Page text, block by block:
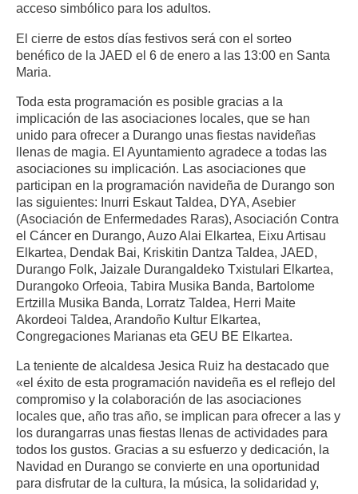
acceso simbólico para los adultos.
El cierre de estos días festivos será con el sorteo
benéfico de la JAED el 6 de enero a las 13:00 en Santa
Maria.
Toda esta programación es posible gracias a la
implicación de las asociaciones locales, que se han
unido para ofrecer a Durango unas fiestas navideñas
llenas de magia. El Ayuntamiento agradece a todas las
asociaciones su implicación. Las asociaciones que
participan en la programación navideña de Durango son
las siguientes: Inurri Eskaut Taldea, DYA, Asebier
(Asociación de Enfermedades Raras), Asociación Contra
el Cáncer en Durango, Auzo Alai Elkartea, Eixu Artisau
Elkartea, Dendak Bai, Kriskitin Dantza Taldea, JAED,
Durango Folk, Jaizale Durangaldeko Txistulari Elkartea,
Durangoko Orfeoia, Tabira Musika Banda, Bartolome
Ertzilla Musika Banda, Lorratz Taldea, Herri Maite
Akordeoi Taldea, Arandoño Kultur Elkartea,
Congregaciones Marianas eta GEU BE Elkartea.
La teniente de alcaldesa Jesica Ruiz ha destacado que
«el éxito de esta programación navideña es el reflejo del
compromiso y la colaboración de las asociaciones
locales que, año tras año, se implican para ofrecer a las y
los durangarras unas fiestas llenas de actividades para
todos los gustos. Gracias a su esfuerzo y dedicación, la
Navidad en Durango se convierte en una oportunidad
para disfrutar de la cultura, la música, la solidaridad y,